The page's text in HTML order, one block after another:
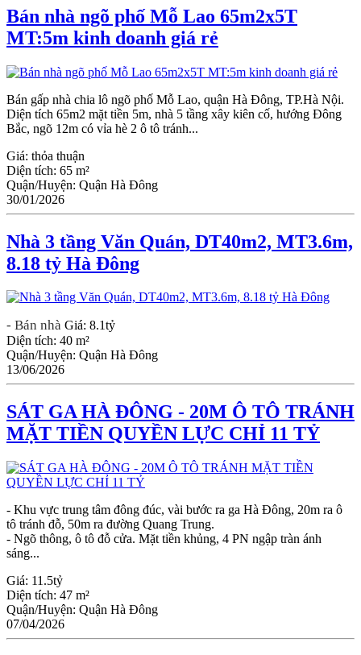
Bán nhà ngõ phố Mỗ Lao 65m2x5T
MT:5m kinh doanh giá rẻ
Bán gấp nhà chia lô ngõ phố Mỗ Lao, quận Hà Đông, TP.Hà Nội.
Diện tích 65m2 mặt tiền 5m, nhà 5 tầng xây kiên cố, hướng Đông
Bắc, ngõ 12m có vỉa hè 2 ô tô tránh...
Giá: thỏa thuận
Diện tích: 65 m²
Quận/Huyện: Quận Hà Đông
30/01/2026
Nhà 3 tầng Văn Quán, DT40m2, MT3.6m,
8.18 tỷ Hà Đông
- Bán nhà Giá: 8.1tỷ
Diện tích: 40 m²
Quận/Huyện: Quận Hà Đông
13/06/2026
SÁT GA HÀ ĐÔNG - 20M Ô TÔ TRÁNH
MẶT TIỀN QUYỀN LỰC CHỈ 11 TỶ
- Khu vực trung tâm đông đúc, vài bước ra ga Hà Đông, 20m ra ô
tô tránh đỗ, 50m ra đường Quang Trung.
- Ngõ thông, ô tô đỗ cửa. Mặt tiền khủng, 4 PN ngập tràn ánh
sáng...
Giá: 11.5tỷ
Diện tích: 47 m²
Quận/Huyện: Quận Hà Đông
07/04/2026